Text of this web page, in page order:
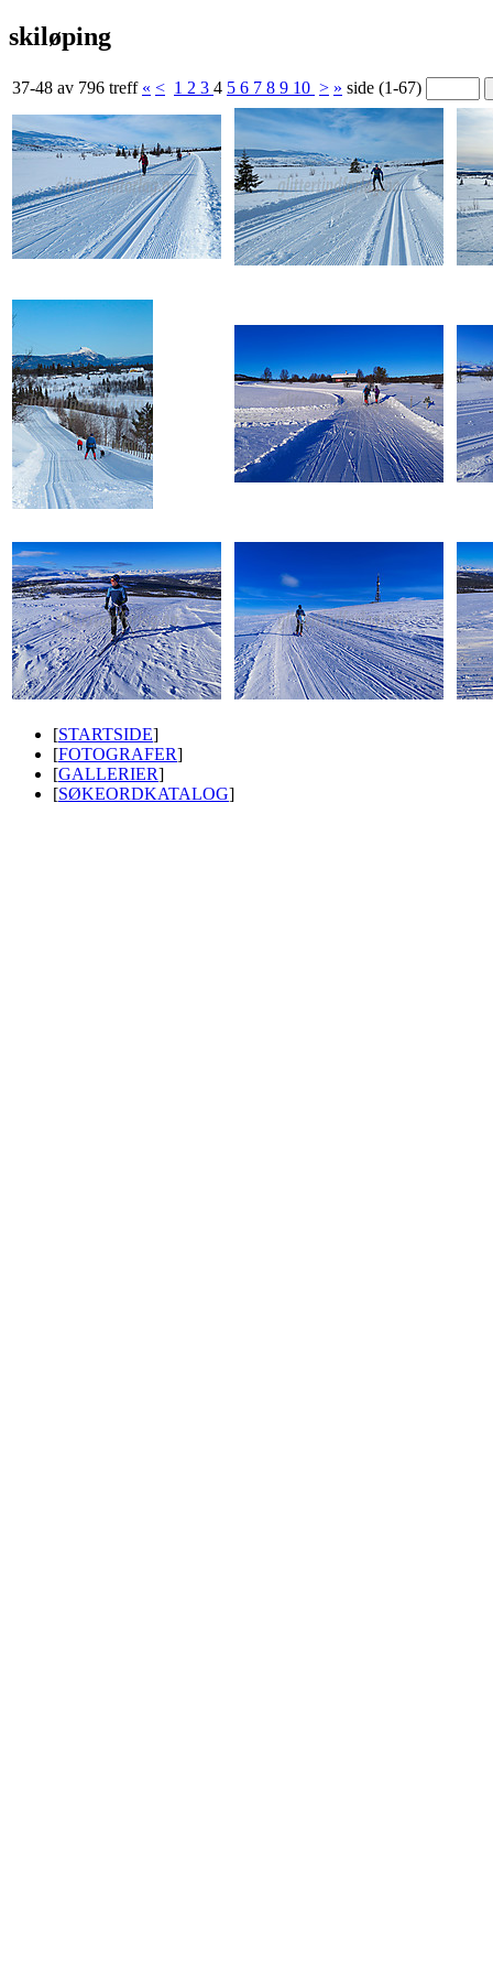
skiløping
37-48 av 796 treff « < 1 2 3 4 5 6 7 8 9 10 > » side (1-67)
[STARTSIDE]
[FOTOGRAFER]
[GALLERIER]
[SØKEORDKATALOG]